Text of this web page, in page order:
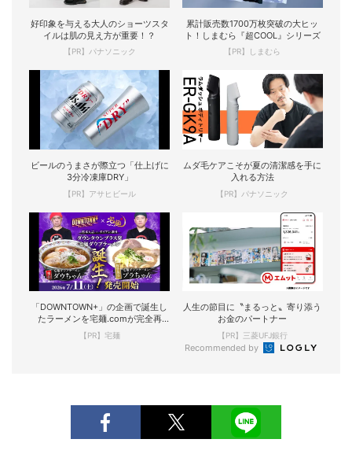
好印象を与える大人のショーツスタ
イルは肌の見え方が重要！？
【PR】パナソニック
累計販売数1700万枚突破の大ヒッ
ト！しまむら『超COOL』シリーズ
【PR】しまむら
ビールのうまさが際立つ「仕上げに
3分冷凍庫DRY」
【PR】アサヒビール
ムダ毛ケアこそが夏の清潔感を手に
入れる方法
【PR】パナソニック
「DOWNTOWN+」の企画で誕生し
たラーメンを宅麺.comが完全再
現！
【PR】宅麺
人生の節目に〝まるっと〟寄り添う
お金のパートナー
【PR】三菱UFJ銀行
Recommended by